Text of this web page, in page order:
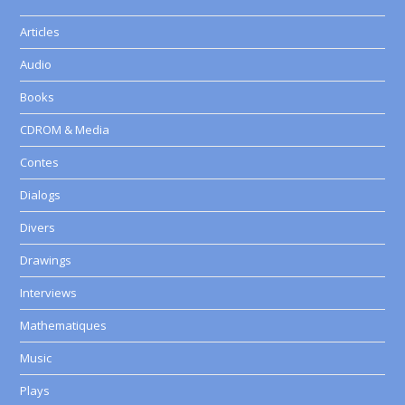
Articles
Audio
Books
CDROM & Media
Contes
Dialogs
Divers
Drawings
Interviews
Mathematiques
Music
Plays